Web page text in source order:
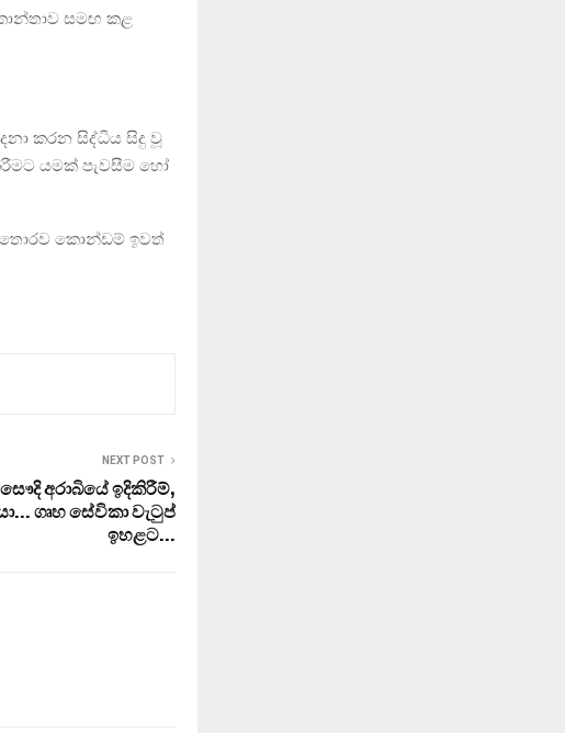
සමඟ කළ
කරන සිද්ධිය සිදු වූ
යමක් පැවසීම හෝ
තොරව කොන්ඩම් ඉවත්
NEXT POST
අරාබියේ ඉදිකිරීම්,
ගෘහ සේවිකා වැටුප්
ඉහළට…